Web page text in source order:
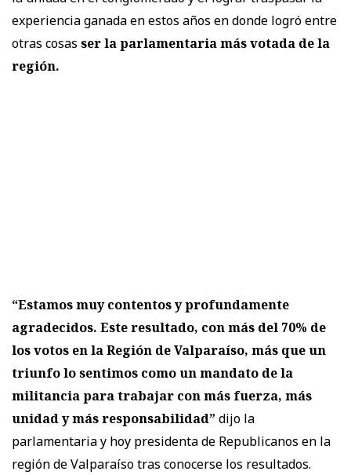
experiencia ganada en estos años en donde logró entre
otras cosas ser la parlamentaria más votada de la
región.
“Estamos muy contentos y profundamente
agradecidos. Este resultado, con más del 70% de
los votos en la Región de Valparaíso, más que un
triunfo lo sentimos como un mandato de la
militancia para trabajar con más fuerza, más
unidad y más responsabilidad” dijo la
parlamentaria y hoy presidenta de Republicanos en la
región de Valparaíso tras conocerse los resultados.